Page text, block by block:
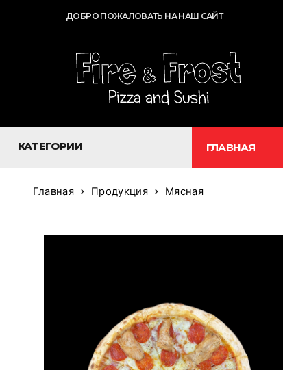
ДОБРО ПОЖАЛОВАТЬ НА НАШ САЙТ
КАТЕГОРИИ ГЛАВНАЯ
Главная Продукция Мясная